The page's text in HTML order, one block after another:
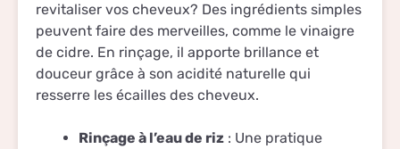
revitaliser vos cheveux? Des ingrédients simples
peuvent faire des merveilles, comme le vinaigre
de cidre. En rinçage, il apporte brillance et
douceur grâce à son acidité naturelle qui
resserre les écailles des cheveux.
Rinçage à l’eau de riz : Une pratique